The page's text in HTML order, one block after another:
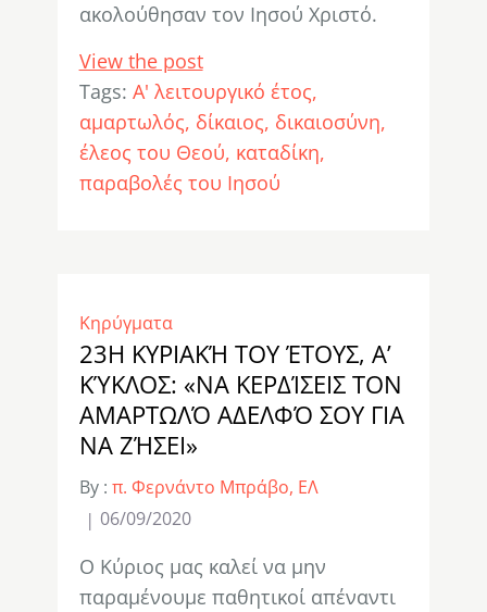
ακολούθησαν τον Ιησού Χριστό.
View the post
Tags: Α' λειτουργικό έτος
αμαρτωλός δίκαιος δικαιοσύνη
έλεος του Θεού καταδίκη
παραβολές του Ιησού
Κηρύγματα
23Η ΚΥΡΙΑΚΉ ΤΟΥ ΈΤΟΥΣ, Α’
ΚΎΚΛΟΣ: «ΝΑ ΚΕΡΔΊΣΕΙΣ ΤΟΝ
ΑΜΑΡΤΩΛΌ ΑΔΕΛΦΌ ΣΟΥ ΓΙΑ
ΝΑ ΖΉΣΕΙ»
By : π. Φερνάντο Μπράβο, ΕΛ
06/09/2020
Ο Κύριος μας καλεί να μην
παραμένουμε παθητικοί απέναντι